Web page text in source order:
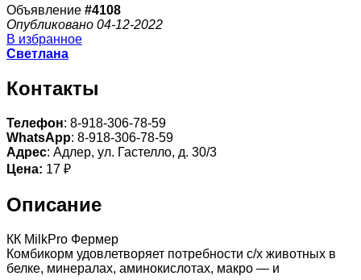
Объявление #4108
Опубликовано 04-12-2022
В избранное
Светлана
Контакты
Телефон: 8-918-306-78-59
WhatsApp: 8-918-306-78-59
Адрес: Адлер, ул. Гастелло, д. 30/3
Цена: 17 ₽
Описание
КК MilkPro Фермер
Комбикорм удовлетворяет потребности с/х животных в
белке, минералах, аминокислотах, макро — и